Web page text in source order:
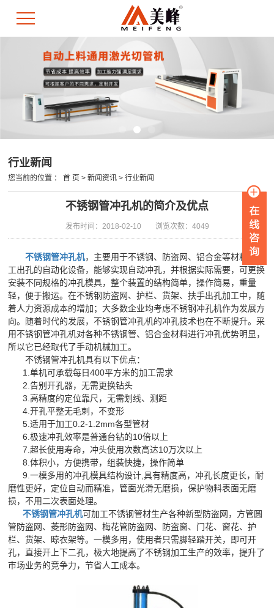
行业新闻
您当前的位置 ：首 页 >新闻资讯 >行业新闻
不锈钢管冲孔机的简介及优点
发布时间：2018-02-10 浏览次数：4049
不锈钢管冲孔机，主要用于不锈钢、防盗网、铝合金等材料上加
工出孔的自动化设备，能够实现自动冲孔，并根据实际需要，可更换
安装不同规格的冲孔模具，整个装置的结构简单，操作简易，重量
轻，便于搬运。在不锈钢防盗网、护栏、货架、扶手出孔加工中，随
着人力资源成本的增加；大多数企业均考虑不锈钢冲孔机作为发展方
向。随着时代的发展，不锈钢管冲孔机的冲孔技术也在不断提升。采
用不锈钢管冲孔机对各种不锈钢管、铝合金材料进行冲孔优势明显，
所以它已经取代了手动机械加工。
不锈钢管冲孔机具有以下优点：
1.单机可承载每日400平方米的加工需求
2.告别开孔器，无需更换钻头
3.高精度的定位靠尺，无需划线、测距
4.开孔平整无毛刺，不变形
5.适用于加工0.2-1.2mm各型管材
6.极速冲孔效率是普通台钻的10倍以上
7.超长使用寿命，冲头使用次数高达10万次以上
8.体积小，方便携带，组装快捷，操作简单
9.一模多用的冲孔模具结构设计,具有精度高，冲孔长度更长，耐
磨性更好，定位自动而精准，管面光滑无磨损，保护物料表面无磨
损，不用二次表面处理。
不锈钢管冲孔机可加工不锈钢管材生产各种新型防盗网，方管圆
管防盗网、菱形防盗网、梅花管防盗网、防盗窗、门花、窗花、护
栏、货架、晾衣架等。一模多用，使用者只需脚轻踏开关，即可开
孔，直接开上下二孔，极大地提高了不锈钢加工生产的效率，提升了
市场业务的竞争力，节省人工成本。